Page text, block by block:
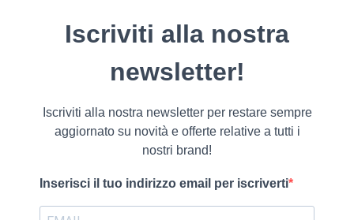
Iscriviti alla nostra
newsletter!
Iscriviti alla nostra newsletter per restare sempre
aggiornato su novità e offerte relative a tutti i
nostri brand!
Inserisci il tuo indirizzo email per iscriverti